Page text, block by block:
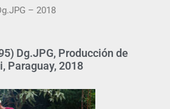
– 2018
Dg.JPG, Producción de
Paraguay, 2018